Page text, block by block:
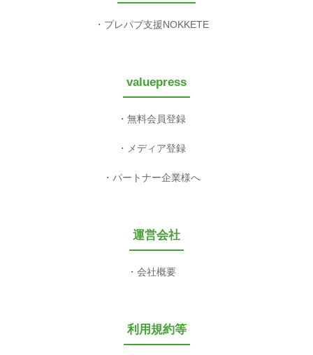
プレパブ支援NOKKETE
valuepress
無料会員登録
メディア登録
パートナー企業様へ
運営会社
会社概要
利用規約等